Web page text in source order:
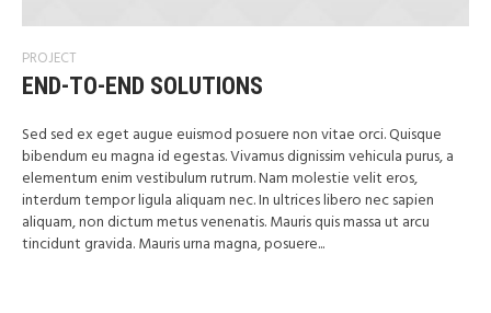
PROJECT
END-TO-END SOLUTIONS
Sed sed ex eget augue euismod posuere non vitae orci. Quisque
bibendum eu magna id egestas. Vivamus dignissim vehicula purus, a
elementum enim vestibulum rutrum. Nam molestie velit eros,
interdum tempor ligula aliquam nec. In ultrices libero nec sapien
aliquam, non dictum metus venenatis. Mauris quis massa ut arcu
tincidunt gravida. Mauris urna magna, posuere...